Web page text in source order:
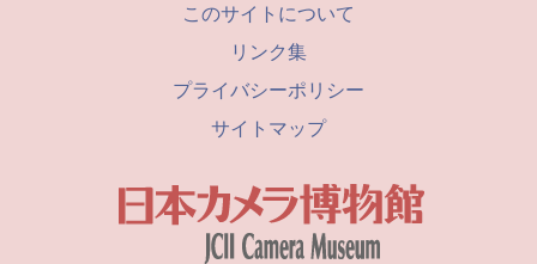
このサイトについて
リンク集
プライバシーポリシー
サイトマップ